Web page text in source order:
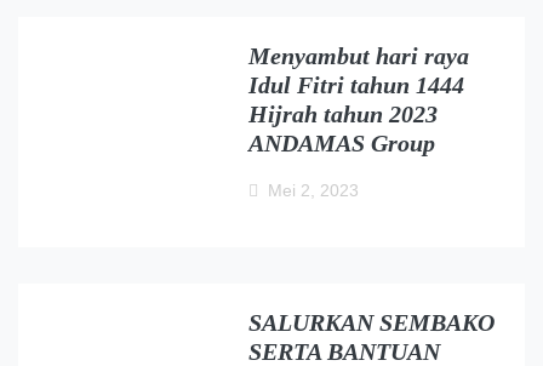
Menyambut hari raya
Idul Fitri tahun 1444
Hijrah tahun 2023
ANDAMAS Group
Mei 2, 2023
SALURKAN SEMBAKO
SERTA BANTUAN